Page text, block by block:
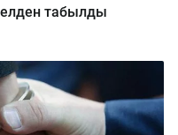
табылды